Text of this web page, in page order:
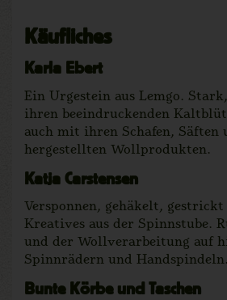
Käufliches
Karla Ebert
Ein Urgestein aus Lemgo.
ihren beeindruckenden
auch mit ihren Schafen, Säften
hergestellten Wollprodukten.
Katja Carstensen
Versponnen, gehäkelt,
Kreatives aus der Spinnstube.
und der Wollverarbeitung auf
Spinnrädern und Handspindeln.
Bunte Körbe und Taschen